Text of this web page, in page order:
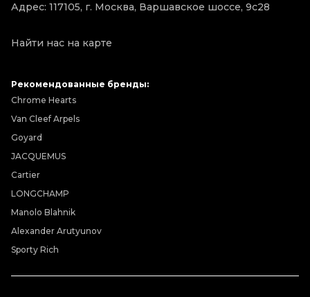
Адрес: 117105, г. Москва, Варшавское шоссе, 9с28
Найти нас на карте
Рекомендованные бренды:
Chrome Hearts
Van Cleef Arpels
Goyard
JACQUEMUS
Cartier
LONGCHAMP
Manolo Blahnik
Alexander Arutyunov
Sporty Rich